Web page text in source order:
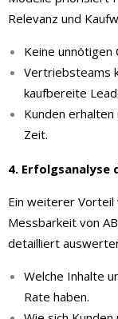
Relevanz und
Keine unnötigen
Vertriebsteams
kaufbereite
Kunden
Zeit.
4. Erfolgsanalyse
Ein weiterer Vorteil
Messbarkeit von
detailliert
Welche Inhalte
Rate haben.